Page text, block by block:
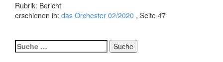
Rubrik: Bericht
erschienen in: das Orchester 02/2020 , Seite 47
Suche
nach: